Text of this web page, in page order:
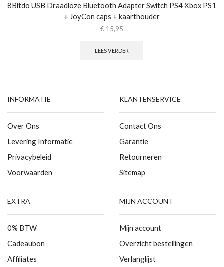
8Bitdo USB Draadloze Bluetooth Adapter Switch PS4 Xbox PS1
+ JoyCon caps + kaarthouder
€ 15,95
LEES VERDER
INFORMATIE
Over Ons
Levering Informatie
Privacybeleid
Voorwaarden
KLANTENSERVICE
Contact Ons
Garantie
Retourneren
Sitemap
EXTRA
0% BTW
Cadeaubon
Affiliates
MIJN ACCOUNT
Mijn account
Overzicht bestellingen
Verlanglijst